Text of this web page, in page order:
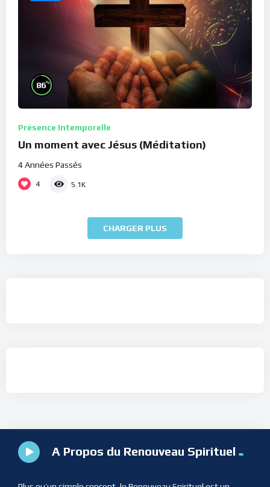
86%
Présence Intemporelle
Un moment avec Jésus (Méditation)
4 Années Passés
4 5.1K
CHARGER PLUS
A Propos du Renouveau Spirituel